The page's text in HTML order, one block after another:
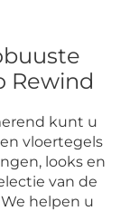
Rewind
kunt u
vloertegels
looks en
van de
helpen u